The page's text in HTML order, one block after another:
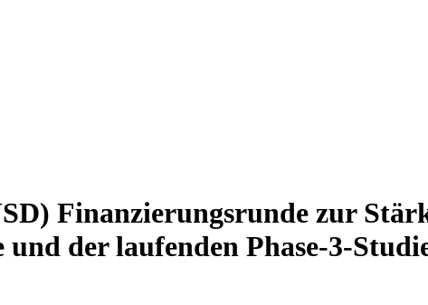
Finanzierungsrunde zur
der laufenden Phase-3-